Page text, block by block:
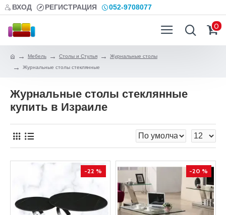
ВХОД РЕГИСТРАЦИЯ 052-9708077
0
Мебель Столы и Стулья
Журнальные столы
Журнальные столы стеклянные
Журнальные столы стеклянные
купить в Израиле
-22 % -20 %